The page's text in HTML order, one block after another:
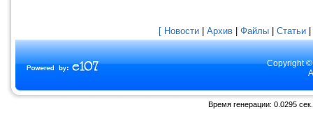
[ Новости Архив Файлы Статьи
Copyright
Время генерации: 0.0295